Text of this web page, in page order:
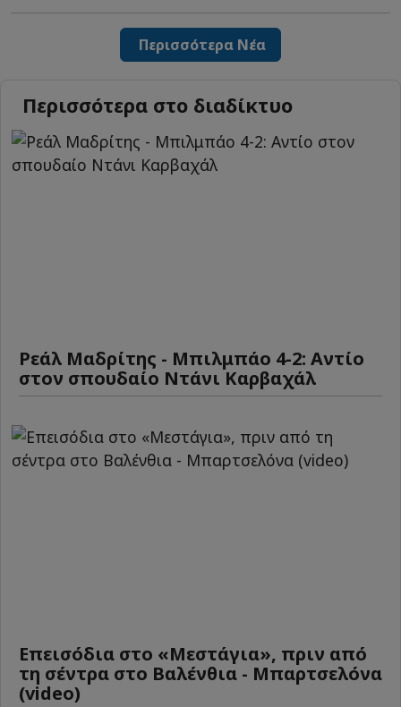
Περισσότερα Νέα
Περισσότερα στο διαδίκτυο
Ρεάλ Μαδρίτης - Μπιλμπάο 4-2: Αντίο
στον σπουδαίο Ντάνι Καρβαχάλ
Επεισόδια στο «Μεστάγια», πριν από
τη σέντρα στο Βαλένθια - Μπαρτσελόνα
(video)